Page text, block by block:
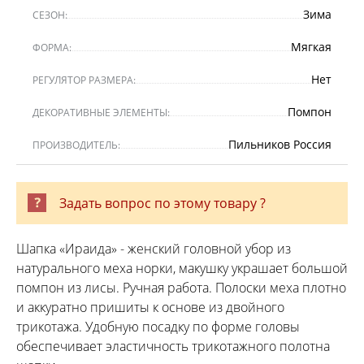
СЕЗОН: Зима
ФОРМА: Мягкая
РЕГУЛЯТОР РАЗМЕРА: Нет
ДЕКОРАТИВНЫЕ ЭЛЕМЕНТЫ: Помпон
ПРОИЗВОДИТЕЛЬ: Пильников Россия
Задать вопрос по этому товару ?
Шапка «Ираида» - женский головной убор из
натурального меха норки, макушку украшает большой
помпон из лисы. Ручная работа. Полоски меха плотно
и аккуратно пришиты к основе из двойного
трикотажа. Удобную посадку по форме головы
обеспечивает эластичность трикотажного полотна